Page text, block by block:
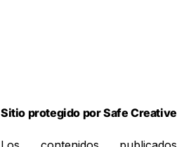
Sitio protegido por Safe Creative